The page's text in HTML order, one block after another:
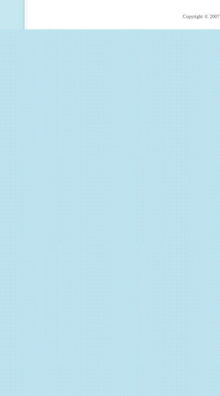
Copyright © 2007